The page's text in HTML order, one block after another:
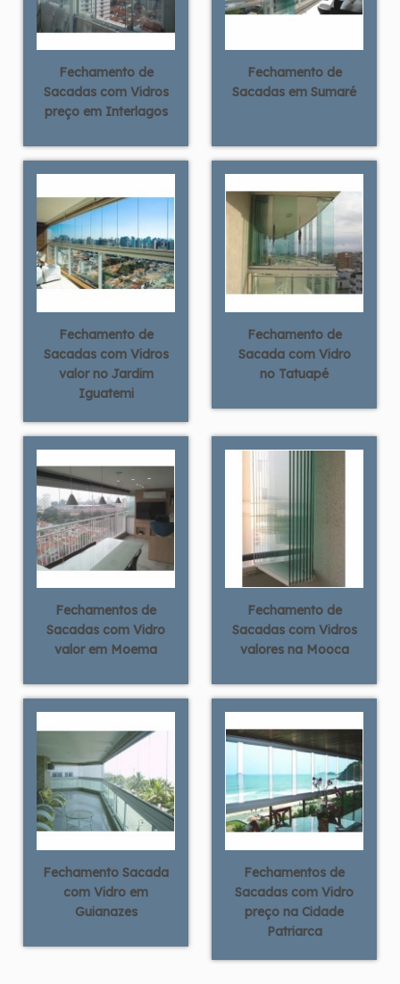
Fechamento de
Sacadas com Vidros
preço em Interlagos
Fechamento de
Sacadas em Sumaré
Fechamento de
Sacadas com Vidros
valor no Jardim
Iguatemi
Fechamento de
Sacada com Vidro
no Tatuapé
Fechamentos de
Sacadas com Vidro
valor em Moema
Fechamento de
Sacadas com Vidros
valores na Mooca
Fechamento Sacada
com Vidro em
Guianazes
Fechamentos de
Sacadas com Vidro
preço na Cidade
Patriarca